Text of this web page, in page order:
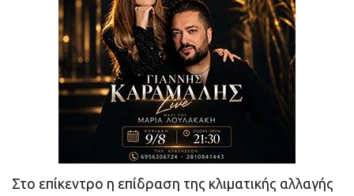
Στο επίκεντρο η επίδραση της κλιματικής αλλαγής